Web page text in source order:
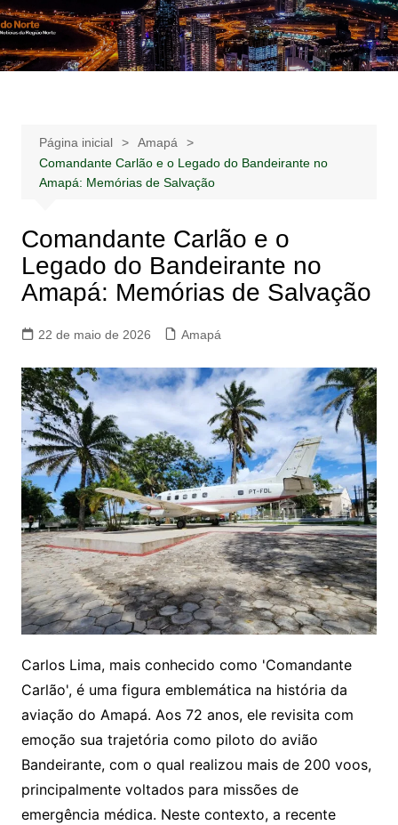
Ir
para
o
Notícias –
Publicidades –
Notícias – Publicidades – Anúncios
Página inicial
Amapá
Comandante Carlão e o Legado do Bandeirante no
Amapá: Memórias de Salvação
Comandante Carlão e o
Legado do Bandeirante no
Amapá: Memórias de Salvação
22 de maio de 2026 Amapá
Carlos Lima, mais conhecido como 'Comandante
Carlão', é uma figura emblemática na história da
aviação do Amapá. Aos 72 anos, ele revisita com
emoção sua trajetória como piloto do avião
Bandeirante, com o qual realizou mais de 200 voos,
principalmente voltados para missões de
emergência médica. Neste contexto, a recente